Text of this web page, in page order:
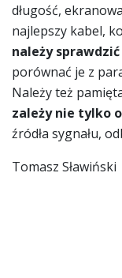
długość,
najlepszy kabel,
należy
porównać je z
Należy też
zależy nie tylko
źródła sygnału,
Tomasz Sławiński